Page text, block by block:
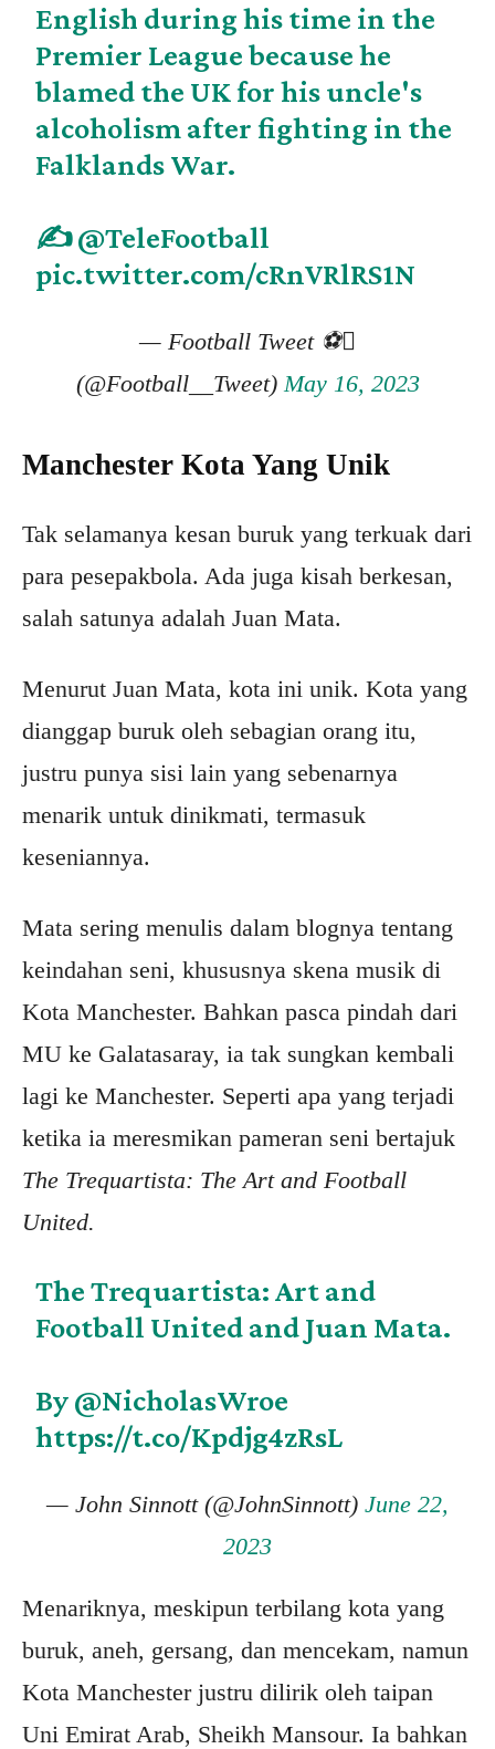
English during his time in the
Premier League because he
blamed the UK for his uncle's
alcoholism after fighting in the
Falklands War.
✍️@TeleFootball
pic.twitter.com/cRnVRlRS1N
— Football Tweet ⚽
(@Football__Tweet)May 16, 2023
Manchester Kota Yang Unik
Tak selamanya kesan buruk yang terkuak dari
para pesepakbola. Ada juga kisah berkesan,
salah satunya adalah Juan Mata.
Menurut Juan Mata, kota ini unik. Kota yang
dianggap buruk oleh sebagian orang itu,
justru punya sisi lain yang sebenarnya
menarik untuk dinikmati, termasuk
keseniannya.
Mata sering menulis dalam blognya tentang
keindahan seni, khususnya skena musik di
Kota Manchester. Bahkan pasca pindah dari
MU ke Galatasaray, ia tak sungkan kembali
lagi ke Manchester. Seperti apa yang terjadi
ketika ia meresmikan pameran seni bertajuk
The Trequartista: The Art and Football
United.
The Trequartista: Art and
Football United and Juan Mata.
By@NicholasWroe
https://t.co/Kpdjg4zRsL
— John Sinnott (@JohnSinnott) June 22,
2023
Menariknya, meskipun terbilang kota yang
buruk, aneh, gersang, dan mencekam, namun
Kota Manchester justru dilirik oleh taipan
Uni Emirat Arab, Sheikh Mansour. Ia bahkan